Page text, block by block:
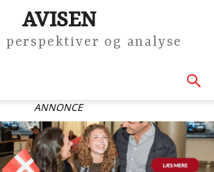
AVISEN
perspektiver og analyse
ANNONCE